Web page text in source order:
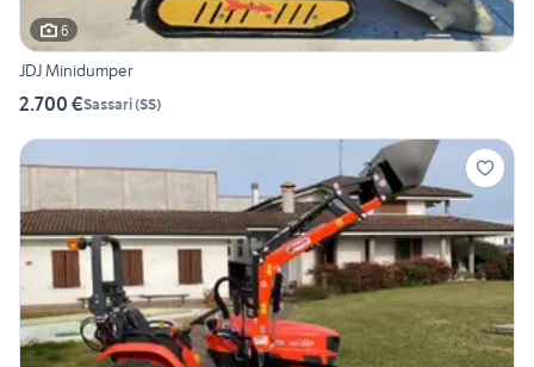
6
JDJ Minidumper
2.700 €Sassari(SS)